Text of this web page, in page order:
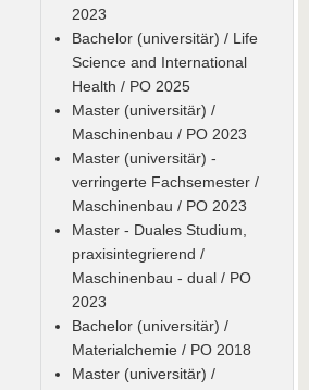
2023
Bachelor (universitär) / Life
Science and International
Health / PO 2025
Master (universitär) /
Maschinenbau / PO 2023
Master (universitär) -
verringerte Fachsemester /
Maschinenbau / PO 2023
Master - Duales Studium,
praxisintegrierend /
Maschinenbau - dual / PO
2023
Bachelor (universitär) /
Materialchemie / PO 2018
Master (universitär) /